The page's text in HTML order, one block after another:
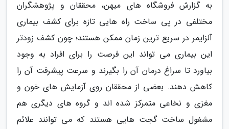
به گزارش فروشگاه های میهن، محققان و پژوهشگران
مختلفی در پی ساخت راه هایی تازه برای کشف بیماری
آلزایمر در سریع ترین زمان ممکن هستند؛ چون کشف زودتر
این بیماری می تواند این فرصت را برای افراد به وجود
بیاورد تا سراغ درمان آن را بگیرند و سرعت پیشرفت آن را
کاهش دهند. بعضی از محققان روی آزمایش های خون و
مغزی و نخاعی متمرکز شده اند و گروه های دیگری هم
مشغول ساخت گجت هایی هستند که می توانند علائم